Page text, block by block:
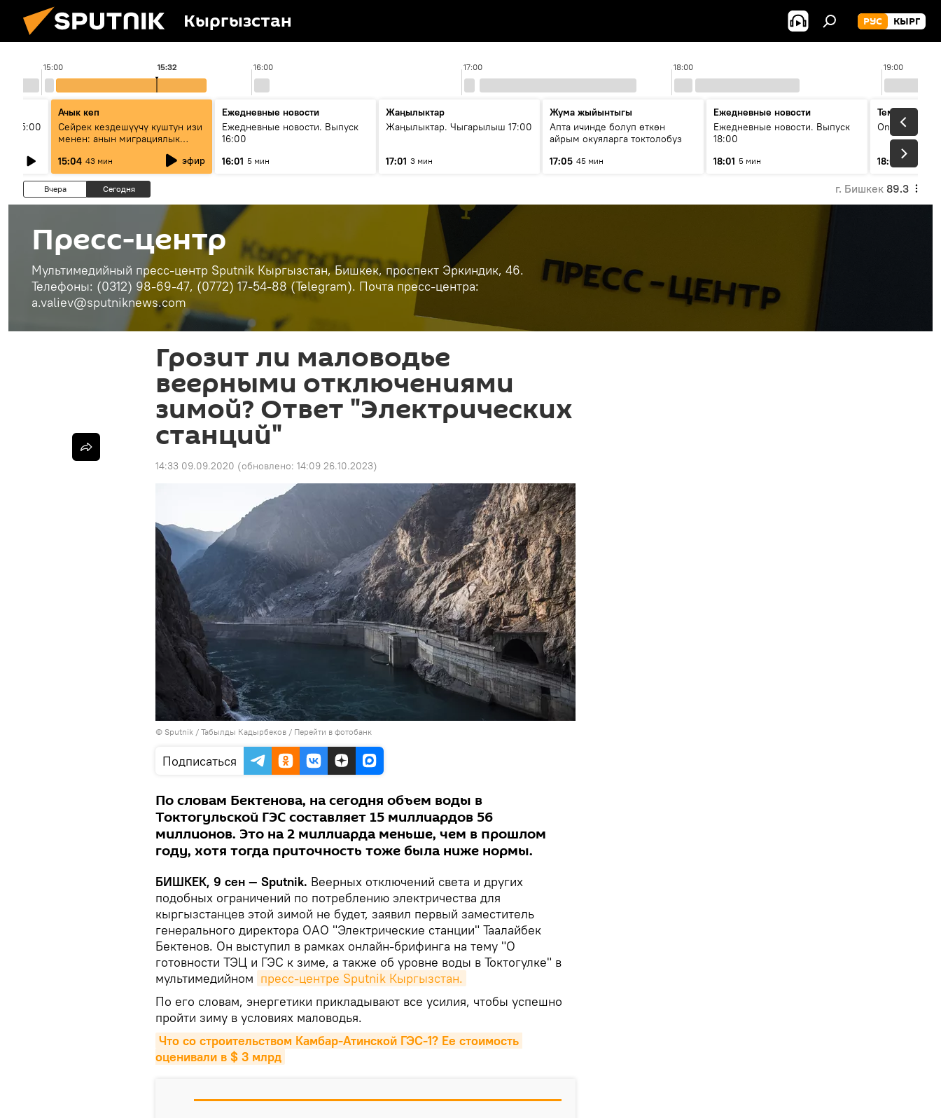
Кыргызстан РУС КЫРГ
15:00 16:00 17:00 18:00 19:00
15:32
15:00
Ачык кеп
Сейрек кездешүүчү куштун изи
менен: анын миграциялык
жолу эмнеден кабар берет?
15:04 43 мин эфир
Ежедневные новости
Ежедневные новости. Выпуск
16:00
16:01 5 мин
Жаңылыктар
Жаңылыктар. Чыгарылыш 17:00
17:01 3 мин
Жума жыйынтыгы
Апта ичинде болуп өткөн
айрым окуяларга токтолобуз
17:05 45 мин
Ежедневные новости
Ежедневные новости. Выпуск
18:00
18:01 5 мин
Тема дня
On air
18:07
Вчера Сегодня г. Бишкек 89.3
Пресс-центр
Мультимедийный пресс-центр Sputnik Кыргызстан, Бишкек, проспект Эркиндик, 46.
Телефоны: (0312) 98-69-47, (0772) 17-54-88 (Telegram). Почта пресс-центра:
a.valiev@sputniknews.com
Грозит ли маловодье
веерными отключениями
зимой? Ответ "Электрических
станций"
14:33 09.09.2020 (обновлено: 14:09 26.10.2023)
© Sputnik / Табылды Кадырбеков / Перейти в фотобанк
Подписаться
По словам Бектенова, на сегодня объем воды в
Токтогульской ГЭС составляет 15 миллиардов 56
миллионов. Это на 2 миллиарда меньше, чем в прошлом
году, хотя тогда приточность тоже была ниже нормы.
БИШКЕК, 9 сен — Sputnik. Веерных отключений света и других
подобных ограничений по потреблению электричества для
кыргызстанцев этой зимой не будет, заявил первый заместитель
генерального директора ОАО "Электрические станции" Таалайбек
Бектенов. Он выступил в рамках онлайн-брифинга на тему "О
готовности ТЭЦ и ГЭС к зиме, а также об уровне воды в Токтогулке" в
мультимедийном пресс-центре Sputnik Кыргызстан.
По его словам, энергетики прикладывают все усилия, чтобы успешно
пройти зиму в условиях маловодья.
Что со строительством Камбар-Атинской ГЭС-1? Ее стоимость
оценивали в $ 3 млрд